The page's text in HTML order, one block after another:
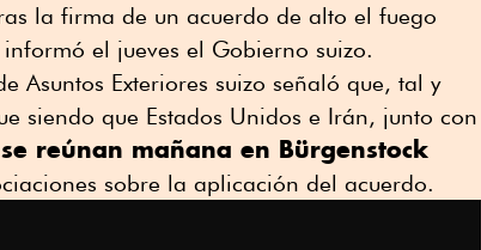
la firma de un acuerdo de alto el fuego
informó el jueves el Gobierno suizo.
Asuntos Exteriores suizo señaló que, tal y
siendo que Estados Unidos e Irán, junto con
se reúnan mañana en Bürgenstock
sobre la aplicación del acuerdo.